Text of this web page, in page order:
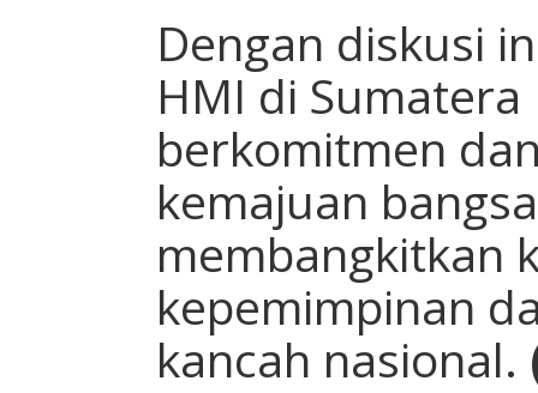
Dengan diskusi
HMI di
berkomitmen
kemajuan
membangkitkan
kepemimpinan
kancah nasional.